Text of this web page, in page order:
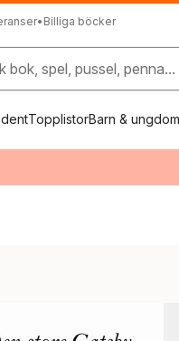
• Billiga böcker
bok, spel, pussel, penna...
TopplistorBarn & ungdom